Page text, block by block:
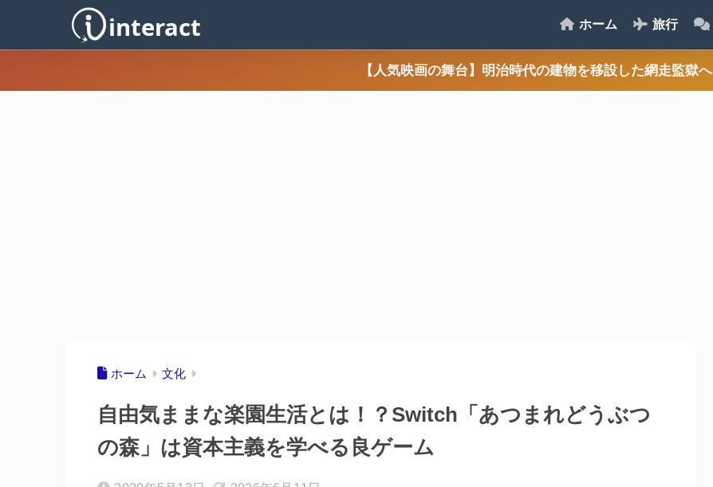
ホーム 旅行
【人気映画の舞台】明治時代の建物を移設した網走監獄へ
ホーム 文化
自由気ままな楽園生活とは！？Switch「あつまれどうぶつ
の森」は資本主義を学べる良ゲーム